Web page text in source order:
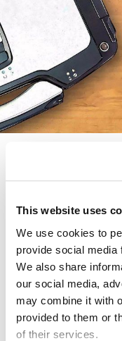
This website uses
We use cookies to
provide social media
We also share
our social media,
may combine it with
provided to them or
of their services.
産業向けサ
てきています。事業者
うになり、サイバー攻
2017年11月9日